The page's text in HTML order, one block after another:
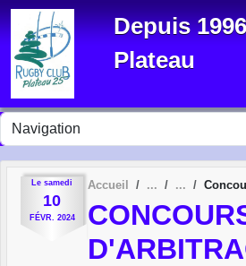
Depuis
Plateau
Le samedi
10
FÉVR. 2024
Accueil
Panneau de gestion des cookies